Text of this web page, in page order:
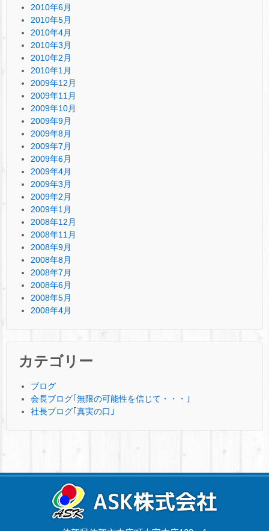
2010年6月
2010年5月
2010年4月
2010年3月
2010年2月
2010年1月
2009年12月
2009年11月
2009年10月
2009年9月
2009年8月
2009年7月
2009年6月
2009年4月
2009年3月
2009年2月
2009年1月
2008年12月
2008年11月
2008年9月
2008年8月
2008年7月
2008年6月
2008年5月
2008年4月
カテゴリー
ブログ
会長ブログ｢無限の可能性を信じて・・・｣
社長ブログ｢真実の口｣